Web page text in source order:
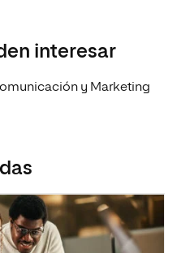
interesar
y Marketing